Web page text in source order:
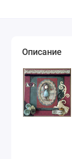
Описание